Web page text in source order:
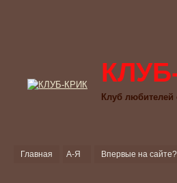
Клуб любителей
Главная А-Я Впервые на сайте?